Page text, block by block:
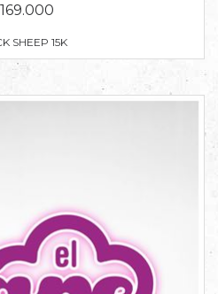
SHEEP 15K